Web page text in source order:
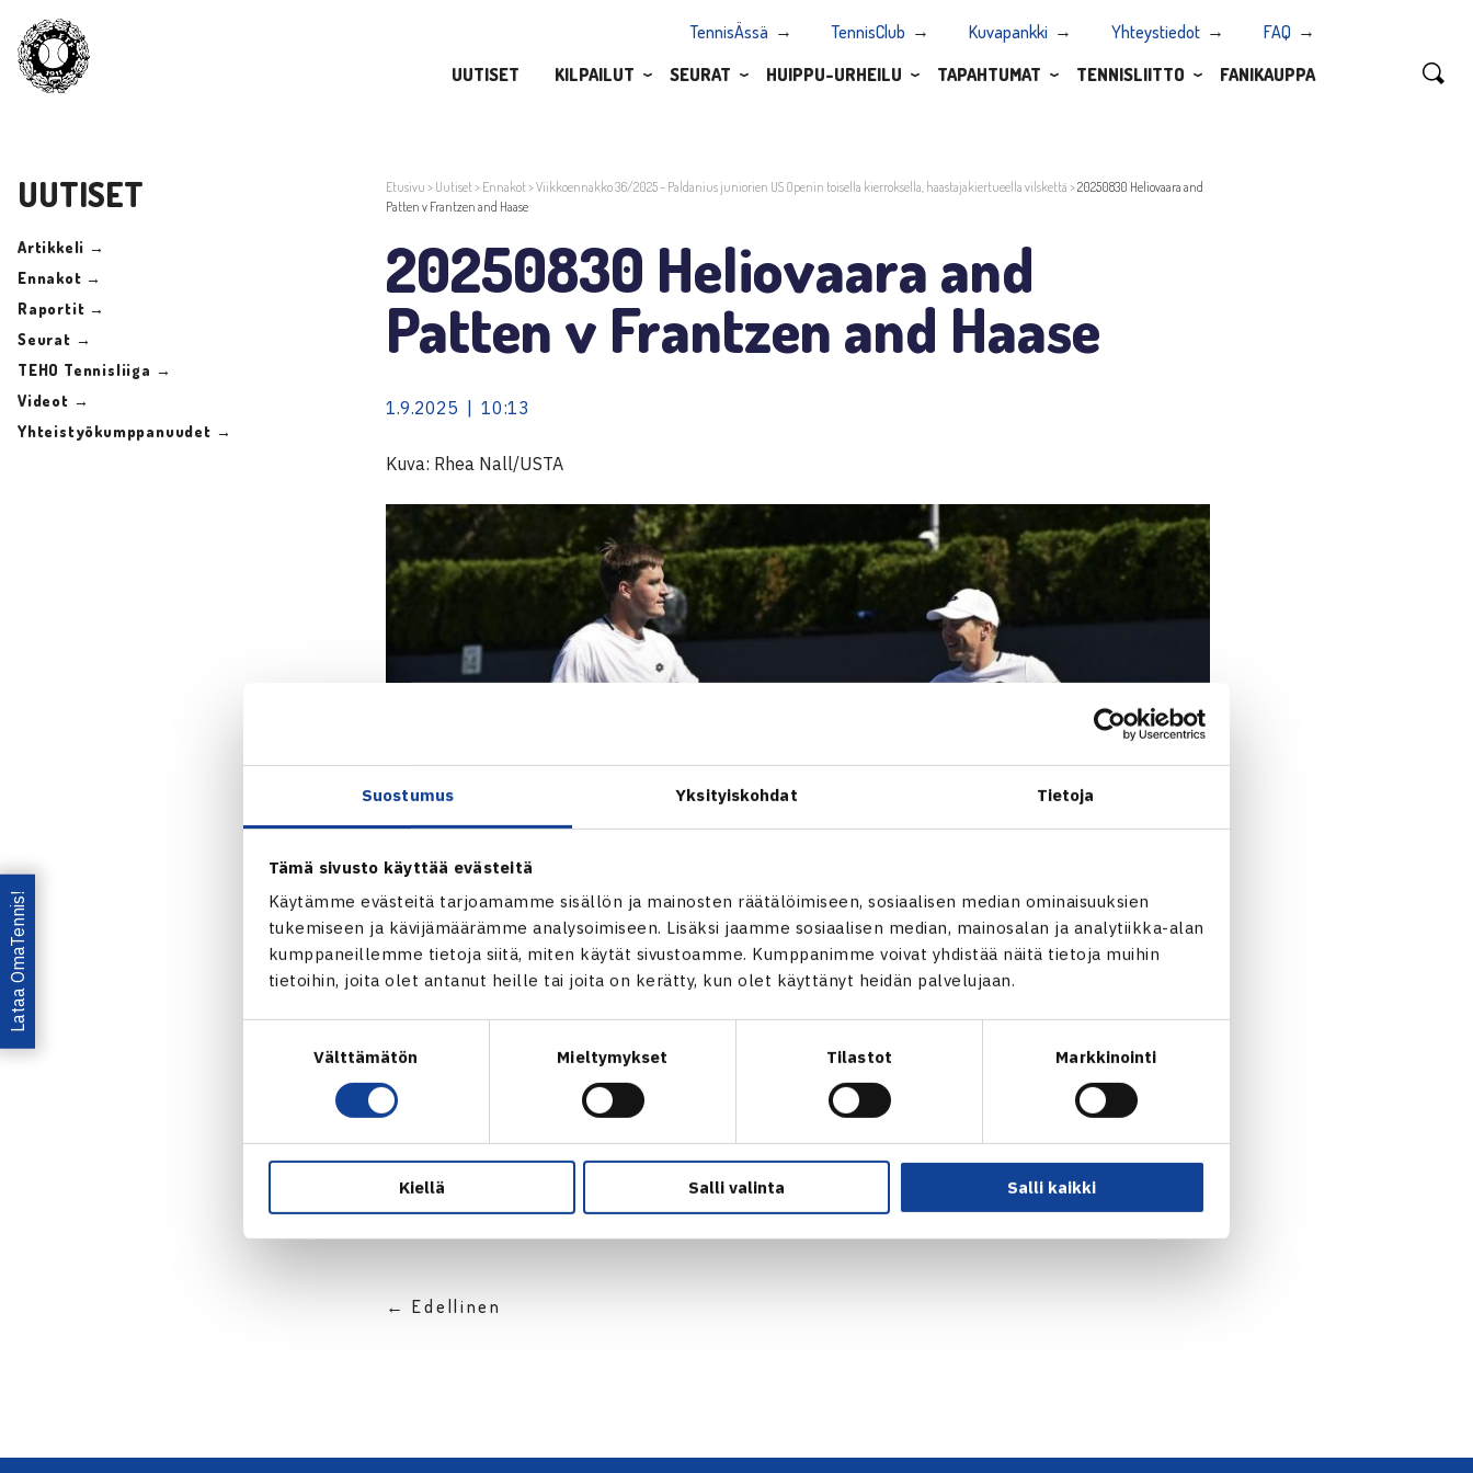
Suostumus Yksityiskohdat Tietoja
Tämä sivusto käyttää evästeitä
Käytämme evästeitä tarjoamamme sisällön ja mainosten räätälöimiseen, sosiaalisen median ominaisuuksien
tukemiseen ja kävijämäärämme analysoimiseen. Lisäksi jaamme sosiaalisen median, mainosalan ja analytiikka-alan
kumppaneillemme tietoja siitä, miten käytät sivustoamme. Kumppanimme voivat yhdistää näitä tietoja muihin
tietoihin, joita olet antanut heille tai joita on kerätty, kun olet käyttänyt heidän palvelujaan.
Välttämätön Mieltymykset Tilastot Markkinointi
Kiellä Salli valinta Salli kaikki
TennisÄssä TennisClub Kuvapankki Yhteystiedot
FAQ
UUTISET
KILPAILUT SEURAT HUIPPU-URHEILU TAPAHTUMAT TENNISLIITTO FANIKAUPPA
UUTISET
Artikkeli →
Ennakot →
Raportit →
Seurat →
TEHO Tennisliiga →
Videot →
Yhteistyökumppanuudet →
Etusivu > Uutiset> Ennakot>Viikkoennakko 36/2025 – Paldanius juniorien US Openin toisella kierroksella, haastajakiertueella vilskettä >20250830 Heliovaara and
Patten v Frantzen and Haase
20250830 Heliovaara and
Patten v Frantzen and Haase
1.9.2025 | 10:13
Kuva: Rhea Nall/USTA
Jaa:
← Edellinen
Lataa OmaTennis!